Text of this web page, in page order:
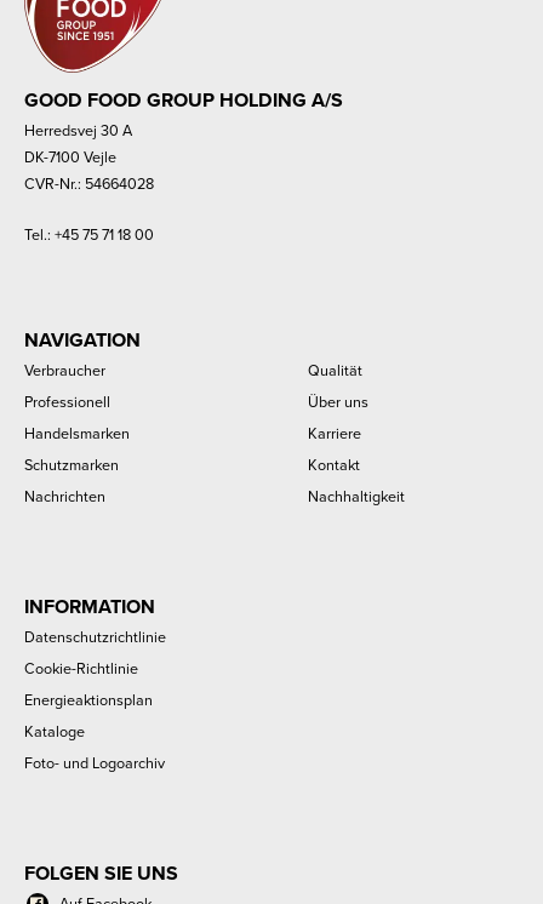
GOOD FOOD GROUP HOLDING A/S
Herredsvej 30 A
DK-7100 Vejle
CVR-Nr.: 54664028
Tel.: +45 75 71 18 00
NAVIGATION
Verbraucher
Professionell
Handelsmarken
Schutzmarken
Nachrichten
Qualität
Über uns
Karriere
Kontakt
Nachhaltigkeit
INFORMATION
Datenschutzrichtlinie
Cookie-Richtlinie
Energieaktionsplan
Kataloge
Foto- und Logoarchiv
FOLGEN SIE UNS